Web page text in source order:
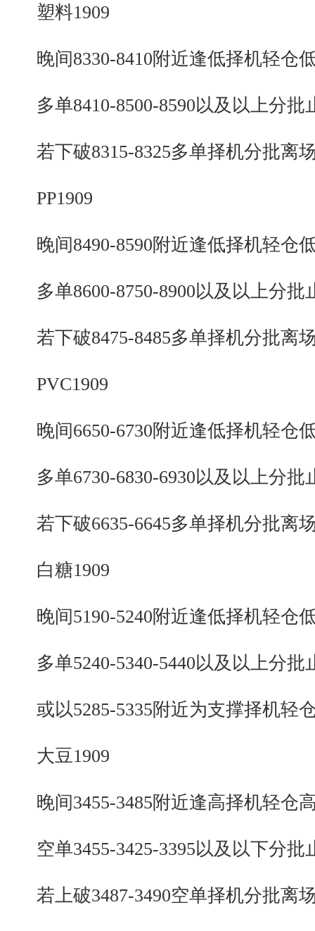
塑料1909
晚间8330-8410附近逢低择机轻仓
多单8410-8500-8590以及以上分批
若下破8315-8325多单择机分批离
PP1909
晚间8490-8590附近逢低择机轻仓
多单8600-8750-8900以及以上分批
若下破8475-8485多单择机分批离
PVC1909
晚间6650-6730附近逢低择机轻仓
多单6730-6830-6930以及以上分批
若下破6635-6645多单择机分批离
白糖1909
晚间5190-5240附近逢低择机轻仓
多单5240-5340-5440以及以上分批
或以5285-5335附近为支撑择机轻
大豆1909
晚间3455-3485附近逢高择机轻仓
空单3455-3425-3395以及以下分批
若上破3487-3490空单择机分批离